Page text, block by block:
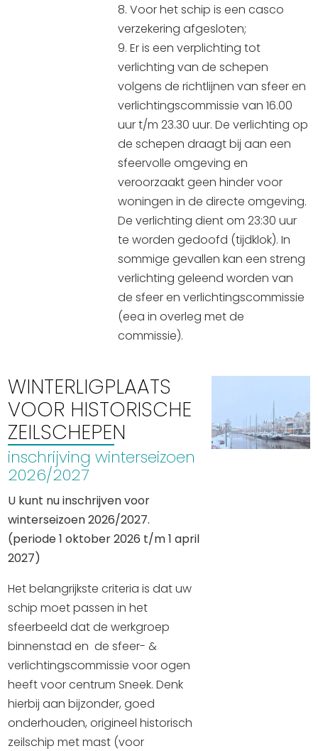
Voor het schip is een casco
verzekering afgesloten;
Er is een verplichting tot
verlichting van de schepen
volgens de richtlijnen van sfeer en
verlichtingscommissie van 16.00
uur t/m 23.30 uur. De verlichting op
de schepen draagt bij aan een
sfeervolle omgeving en
veroorzaakt geen hinder voor
woningen in de directe omgeving.
De verlichting dient om 23:30 uur
te worden gedoofd (tijdklok). In
sommige gevallen kan een streng
verlichting geleend worden van
de sfeer en verlichtingscommissie
(eea in overleg met de
commissie).
WINTERLIGPLAATS
VOOR HISTORISCHE
ZEILSCHEPEN
inschrijving winterseizoen
2026/2027
U kunt nu inschrijven voor
winterseizoen 2026/2027.
(periode 1 oktober 2026 t/m 1 april
2027)
Het belangrijkste criteria is dat uw
schip moet passen in het
sfeerbeeld dat de werkgroep
binnenstad en de sfeer- &
verlichtingscommissie voor ogen
heeft voor centrum Sneek. Denk
hierbij aan bijzonder, goed
onderhouden, origineel historisch
zeilschip met mast (voor